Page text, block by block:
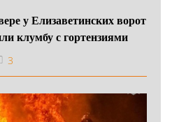
у Елизаветинских ворот
клумбу с гортензиями
3